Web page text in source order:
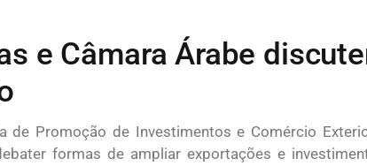
e Câmara Árabe
de Promoção de Investimentos e Comércio
formas de ampliar exportações e